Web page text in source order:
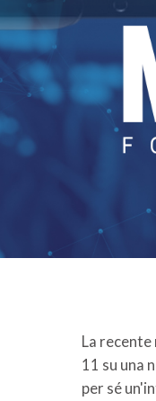
La
11 su una
per sé